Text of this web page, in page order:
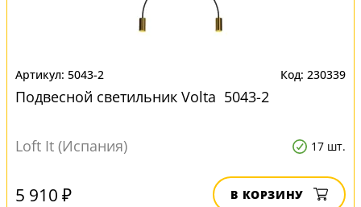
5043-2 230339
Подвесной светильник Volta 5043-2
Loft It (Испания) 17 шт.
5 910 ₽ В КОРЗИНУ